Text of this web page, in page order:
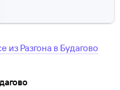
из Разгона в Будагово